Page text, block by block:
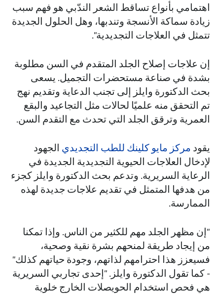
اهتمامي بأنواع تساقط الشعر الندّبي هو فهم سبب
زيادة سماكة الأنسجة وتندبها، وهل الحلول الجديدة
تتمثل في العلاجات التجديدية".
إن علاجات إصلاح الجلد المتقدم في السن مطلوبة
بشدة في صناعة مستحضرات التجميل. يسعى
بحث الدكتورة وايلز إلى تجنب الدعاية وتقديم نهج
تم التحقق منه علميًا لحالات مثل التجاعيد والبقع
العمرية وترقق الجلد التي تحدث مع التقدم السن.
يقود مركز مايو كلينك للطب التجديدي الجهود
لإدخال العلاجات الحيوية التجديدية الجديدة في
الرعاية السريرية. وتدعم بحث الدكتورة وايلز كجزء
من هدفها المتمثل في تقديم علاجات جديدة لهذه
الممارسة.
"إن مظهر الجلد مهم للكثير من الناس. وإذا تمكنا
من إيجاد طريقة لمنحهم بشرة نقية وصحية،
فسيعزز هذا احترامهم لذاتهم، وجودة حياتهم كذلك"
- كما تقول الدكتورة وايلز. "إحدى تجاربي السريرية
هي فحص استخدام الحويصلات الخارج خلوية